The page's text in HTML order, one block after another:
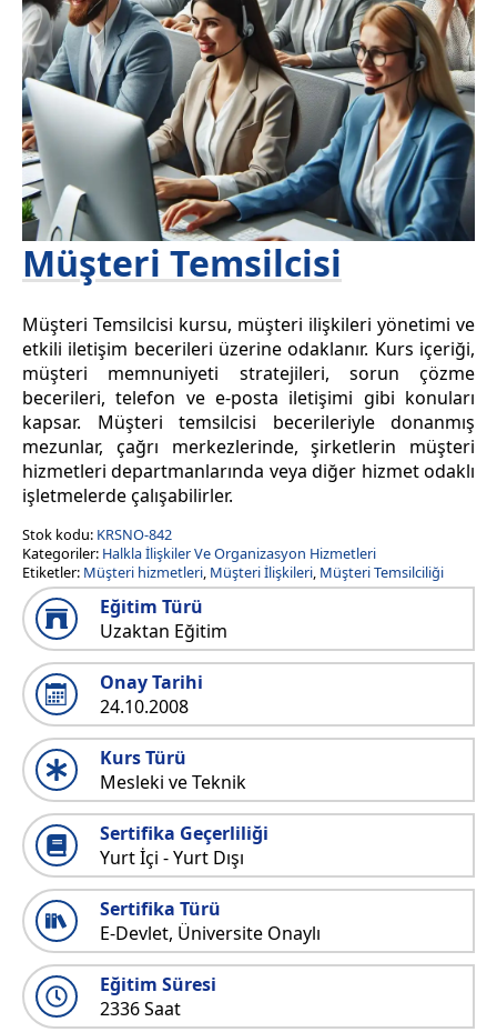
Müşteri Temsilcisi
Müşteri Temsilcisi kursu, müşteri ilişkileri yönetimi ve
etkili iletişim becerileri üzerine odaklanır. Kurs içeriği,
müşteri memnuniyeti stratejileri, sorun çözme
becerileri, telefon ve e-posta iletişimi gibi konuları
kapsar. Müşteri temsilcisi becerileriyle donanmış
mezunlar, çağrı merkezlerinde, şirketlerin müşteri
hizmetleri departmanlarında veya diğer hizmet odaklı
işletmelerde çalışabilirler.
Stok kodu: KRSNO-842
Kategoriler: Halkla İlişkiler Ve Organizasyon Hizmetleri
Etiketler: Müşteri hizmetleri, Müşteri İlişkileri, Müşteri Temsilciliği
Eğitim Türü
Uzaktan Eğitim
Onay Tarihi
24.10.2008
Kurs Türü
Mesleki ve Teknik
Sertifika Geçerliliği
Yurt İçi - Yurt Dışı
Sertifika Türü
E-Devlet, Üniversite Onaylı
Eğitim Süresi
2336 Saat